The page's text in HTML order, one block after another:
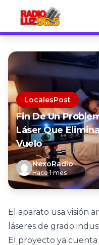
LocalesPost
Fin De Un
Láser Que
Vuelo
NexoRadio
Hace 1 mes
El aparato usa visión
láseres de grado
El proyecto ya